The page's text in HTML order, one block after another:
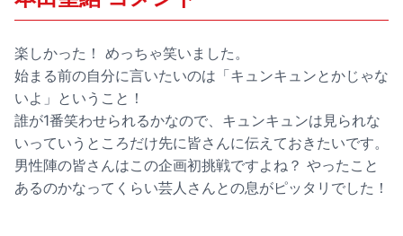
楽しかった！ めっちゃ笑いました。
始まる前の自分に言いたいのは「キュンキュンとかじゃな
いよ」ということ！
誰が1番笑わせられるかなので、キュンキュンは見られな
いっていうところだけ先に皆さんに伝えておきたいです。
男性陣の皆さんはこの企画初挑戦ですよね？ やったこと
あるのかなってくらい芸人さんとの息がピッタリでした！